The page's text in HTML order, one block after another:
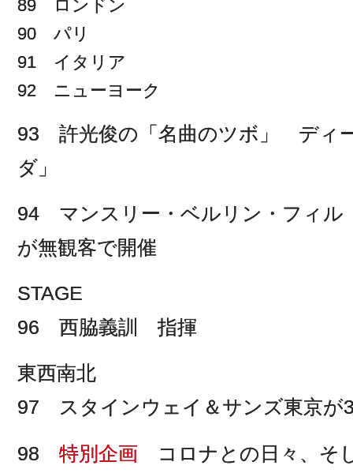
89 ロンドン
90 パリ
91 イタリア
92 ニューヨーク
93 許光俊の「名曲のツボ」 ディ
ダ」
94 マンスリー・ベルリン・フィ
が無観客で開催
STAGE
96 西脇義訓 指揮
東西南北
97 スタインウェイ＆サンズ東京が
98 特別企画 コロナとの日々、そ